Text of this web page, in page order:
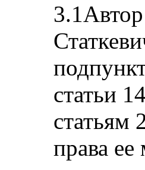
статьи
статьям
права